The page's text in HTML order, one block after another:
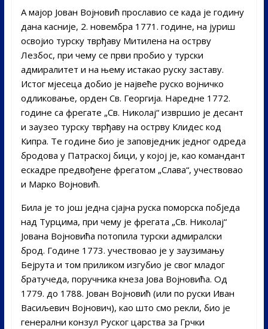
А мајор Јован Војновић прославио се када је годину
дана касније, 2. новембра 1771. године, на јуриш
освојио турску тврђаву Митилена на острву
Лезбос, при чему се први пробио у турски
адмиралитет и на њему истакао руску заставу.
Истог мјесеца добио је највеће руско војничко
одликовање, орден Св. Георгија. Наредне 1772.
године са фрегате „Св. Николај“ извршио је десант
и заузео турску тврђаву на острву Клидес код
Кипра. Те године био је заповједник једног одреда
бродова у Патраској бици, у којој је, као командант
ескадре предвођене фрегатом „Слава“, учествовао
и Марко Војновић.
Била је то још једна сјајна руска поморска побједа
над Турцима, при чему је фрегата „Св. Николај“
Јована Војновића потопила турски адмиралски
брод. Године 1773. учествовао је у заузимању
Бејрута и том приликом изгубио је свог младог
братучеда, поручника кнеза Јова Војновића. Од
1779. до 1788. Јован Војновић (или по руски Иван
Васиљевич Војнович), као што смо рекли, био је
генерални конзул Руског царства за Грчки